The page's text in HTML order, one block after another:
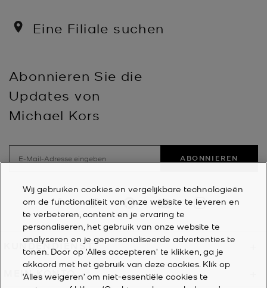
Eine Filiale suchen
Abonnieren Sie die
Updates von
Michael Kors
ABONNIEREN
Visit us on Facebook
Visit us on TwitterVisit us on Pinterest
Visit us on YouTube
Visit us on
KUNDENDIENST
MEIN KONTO
Wij gebruiken cookies en vergelijkbare technologieën
om de functionaliteit van onze website te leveren en
te verbeteren, content en je ervaring te
personaliseren, het gebruik van onze website te
analyseren en je gepersonaliseerde advertenties te
tonen. Door op 'Alles accepteren' te klikken, ga je
akkoord met het gebruik van deze cookies. Klik op
‘Alles weigeren’ om niet-essentiële cookies te